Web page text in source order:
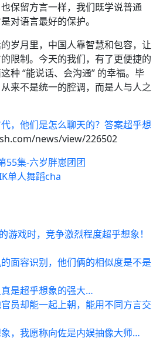
保留方言一样，我们既学说普通
对语言最好的保护。
岁月里，中国人靠智慧和包容，让
限制。今天的我们，有了更便捷的
种 “能说话、会沟通” 的幸福。毕
来不是统一的腔调，而是人与人之
，他们是怎么聊天的？答案超乎想
news/view/226502
55集-六岁胖崽团团
单人舞蹈cha
游戏时，竞争激烈程度超乎想象！
面容识别，他们俩的相似度是不是
是超乎想象的强大…
员却能一起上朝，能用不同方言交
，我愿称向佐是内娱抽像大师…